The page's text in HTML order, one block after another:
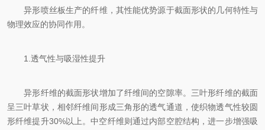
异形喷丝板生产的纤维，其性能优势源于截面形状的几何特性与
物理效应的协同作用。
1.透气性与吸湿性提升
异形纤维的截面形状增加了纤维间的空隙率。三叶形纤维的截面
呈三叶草状，相邻纤维间形成三角形的透气通道，使织物透气性较圆
形纤维提升30%以上。中空纤维则通过内部空腔结构，进一步增强吸